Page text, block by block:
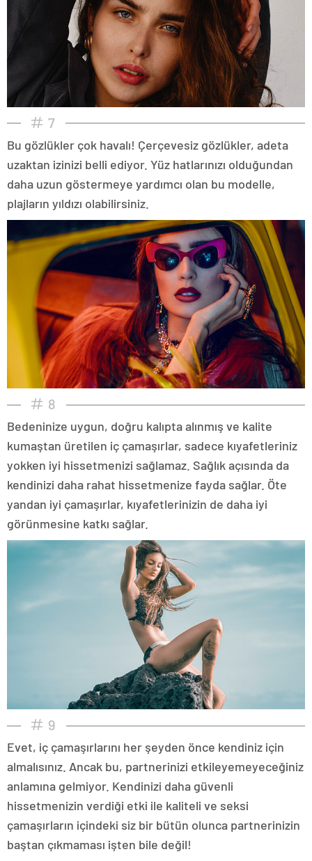
7
Bu gözlükler çok havalı! Çerçevesiz gözlükler, adeta
uzaktan izinizi belli ediyor. Yüz hatlarınızı olduğundan
daha uzun göstermeye yardımcı olan bu modelle,
plajların yıldızı olabilirsiniz.
8
Bedeninize uygun, doğru kalıpta alınmış ve kalite
kumaştan üretilen iç çamaşırlar, sadece kıyafetleriniz
yokken iyi hissetmenizi sağlamaz. Sağlık açısında da
kendinizi daha rahat hissetmenize fayda sağlar. Öte
yandan iyi çamaşırlar, kıyafetlerinizin de daha iyi
görünmesine katkı sağlar.
9
Evet, iç çamaşırlarını her şeyden önce kendiniz için
almalısınız. Ancak bu, partnerinizi etkileyemeyeceğiniz
anlamına gelmiyor. Kendinizi daha güvenli
hissetmenizin verdiği etki ile kaliteli ve seksi
çamaşırların içindeki siz bir bütün olunca partnerinizin
baştan çıkmaması işten bile değil!